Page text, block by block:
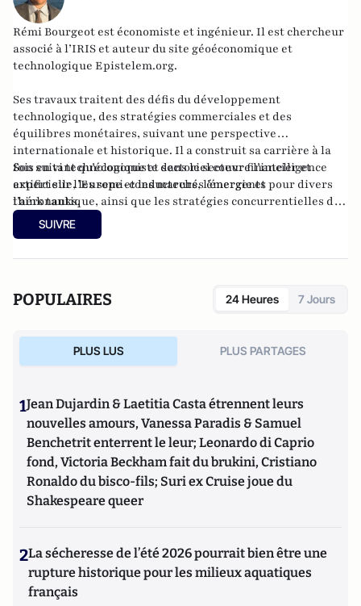
Rémi Bourgeot est économiste et ingénieur. Il est chercheur
associé à l’IRIS et auteur du site géoéconomique et
technologique Epistelem.org.
Ses travaux traitent des défis du développement
technologique, des stratégies commerciales et des
équilibres monétaires, suivant une perspective
internationale et historique. Il a construit sa carrière à la
fois en tant qu’économiste dans le secteur financier et
expert sur l’Europe et les marchés émergents pour divers
think tanks.
Son suivi technologique et sectoriel couvre l’intelligence
artificielle, les semi-conducteurs, l’énergie et
l’aéronautique, ainsi que les stratégies concurrentielles des
grandes puissances dans ces domaines. Ingénieur de l’ISAE-
Supaéro, il est également titulaire d’un master de l’École
SUIVRE
POPULAIRES 24 Heures 7 Jours
PLUS LUS PLUS PARTAGES
1Jean Dujardin & Laetitia Casta étrennent leurs
nouvelles amours, Vanessa Paradis & Samuel
Benchetrit enterrent le leur; Leonardo di Caprio
fond, Victoria Beckham fait du brukini, Cristiano
Ronaldo du bisco-fils; Suri ex Cruise joue du
Shakespeare queer
2La sécheresse de l’été 2026 pourrait bien être une
rupture historique pour les milieux aquatiques
français